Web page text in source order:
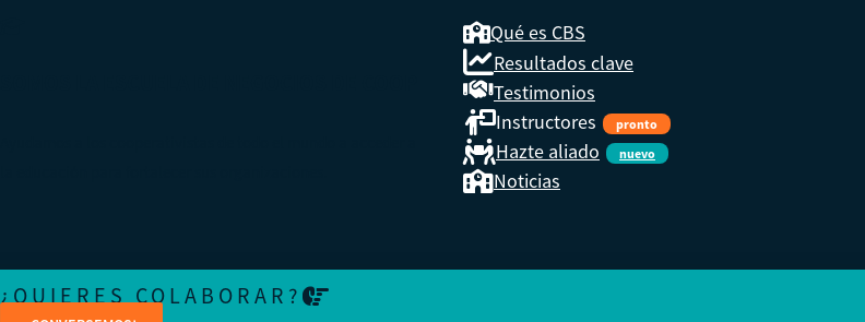
Qué es CBS
Resultados clave
Testimonios
Instructores
pronto
Hazte aliado nuevo
Noticias
¿QUIERES COLABORAR?